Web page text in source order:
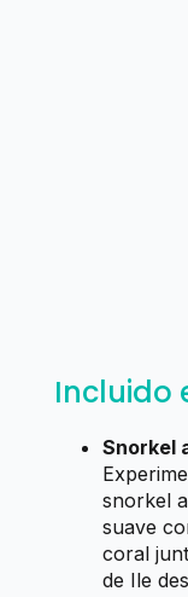
Incluido
Snorkel
snorkel
suave
coral
de Ile